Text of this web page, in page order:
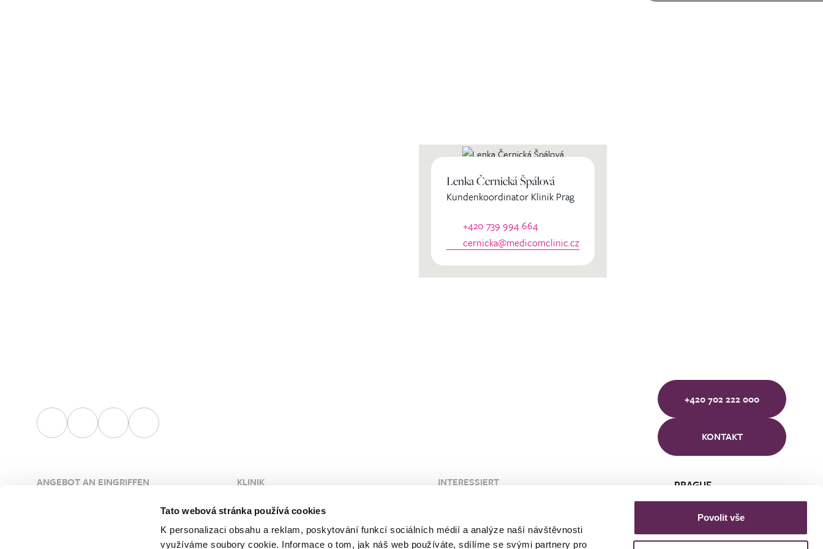
Tato webová stránka používá cookies
K personalizaci obsahu a reklam, poskytování funkcí sociálních médií a analýze naší návštěvnosti
využíváme soubory cookie. Informace o tom, jak náš web používáte, sdílíme se svými partnery pro
Povolit vše
Lenka Černická Špálová
Kundenkoordinator Klinik Prag
+420 739 994 664
cernicka@medicomclinic.cz
ANGEBOT AN EINGRIFFEN KLINIK
Über die Klinik
Ärzte
Unsere Kunden
INTERESSIERT
FAQ
Probleme
PRAGUE
BRNO
ÚSTÍ NAD LABEM
+420 702 222 000
KONTAKT